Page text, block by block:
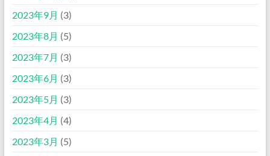
2023年9月 (3)
2023年8月 (5)
2023年7月 (3)
2023年6月 (3)
2023年5月 (3)
2023年4月 (4)
2023年3月 (5)